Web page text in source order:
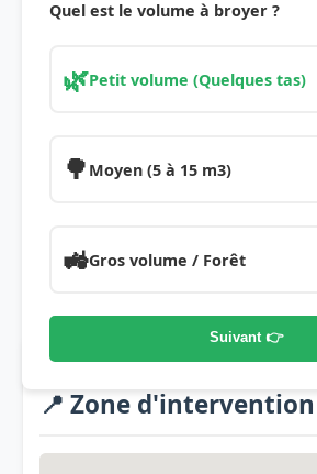
Quel est le volume à broyer ?
🌿Petit volume (Quelques tas)
🌳 Moyen (5 à 15 m3)
🚜Gros volume / Forêt
Suivant 👉
📍 Zone d'intervention